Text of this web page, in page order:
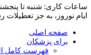
ایام نوروز، به جز
صفحه اصلی
برای پزشکان
فهرست کامل